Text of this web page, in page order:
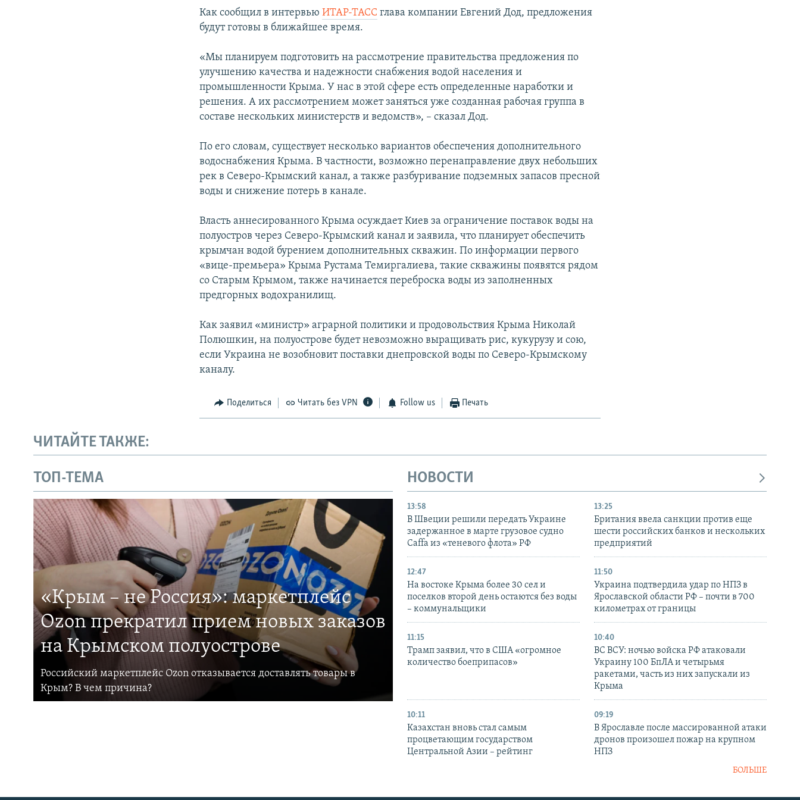
Как сообщил в интервьюИТАР-ТАСС глава компании Евгений Дод, предложения
будут готовы в ближайшее время.
«Мы планируем подготовить на рассмотрение правительства предложения по
улучшению качества и надежности снабжения водой населения и
промышленности Крыма. У нас в этой сфере есть определенные наработки и
решения. А их рассмотрением может заняться уже созданная рабочая группа в
составе нескольких министерств и ведомств», – сказал Дод.
По его словам, существует несколько вариантов обеспечения дополнительного
водоснабжения Крыма. В частности, возможно перенаправление двух небольших
рек в Северо-Крымский канал, а также разбуривание подземных запасов пресной
воды и снижение потерь в канале.
Власть аннесированного Крыма осуждает Киев за ограничение поставок воды на
полуостров через Северо-Крымский канал и заявила, что планирует обеспечить
крымчан водой бурением дополнительных скважин. По информации первого
«вице-премьера» Крыма Рустама Темиргалиева, такие скважины появятся рядом
со Старым Крымом, также начинается переброска воды из заполненных
предгорных водохранилищ.
Как заявил «министр» аграрной политики и продовольствия Крыма Николай
Полюшкин, на полуострове будет невозможно выращивать рис, кукурузу и сою,
если Украина не возобновит поставки днепровской воды по Северо-Крымскому
каналу.
Поделиться Читать без VPN Follow us Печать
ЧИТАЙТЕ ТАКЖЕ:
ТОП-ТЕМА
«Крым – не Россия»: маркетплейс
Ozon прекратил прием новых заказов
на Крымском полуострове
Российский маркетплейс Ozon отказывается доставлять товары в
Крым? В чем причина?
НОВОСТИ
13:58
В Швеции решили передать Украине
задержанное в марте грузовое судно
Caffa из «теневого флота» РФ
13:25
Британия ввела санкции против еще
шести российских банков и нескольких
предприятий
12:47
На востоке Крыма более 30 сел и
поселков второй день остаются без воды
– коммунальщики
11:50
Украина подтвердила удар по НПЗ в
Ярославской области РФ – почти в 700
километрах от границы
11:15
Трамп заявил, что в США «огромное
количество боеприпасов»
10:40
ВС ВСУ: ночью войска РФ атаковали
Украину 100 БпЛА и четырьмя
ракетами, часть из них запускали из
Крыма
10:11
Казахстан вновь стал самым
процветающим государством
Центральной Азии – рейтинг
09:19
В Ярославле после массированной атаки
дронов произошел пожар на крупном
НПЗ
БОЛЬШЕ